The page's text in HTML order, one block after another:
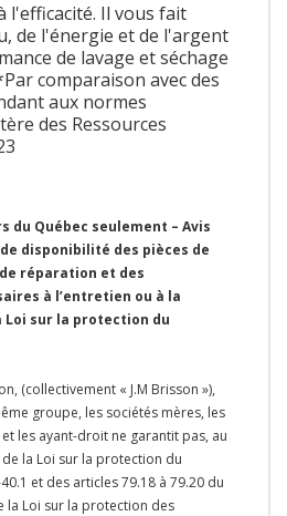
l'efficacité. Il vous fait
de l'énergie et de l'argent
de lavage et séchage
comparaison avec des
aux normes
des Ressources
du Québec seulement – Avis
disponibilité des pièces de
réparation et des
à l’entretien ou à la
sur la protection du
(collectivement « J.M Brisson »),
groupe, les sociétés mères, les
les ayant-droit ne garantit pas, au
de la Loi sur la protection du
et des articles 79.18 à 79.20 du
la Loi sur la protection des